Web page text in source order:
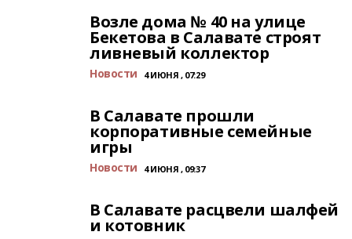
Возле дома № 40 на улице
Бекетова в Салавате строят
ливневый коллектор
Новости 4 ИЮНЯ , 07:29
В Салавате прошли
корпоративные семейные
игры
Новости 4 ИЮНЯ , 09:37
В Салавате расцвели шалфей
и котовник